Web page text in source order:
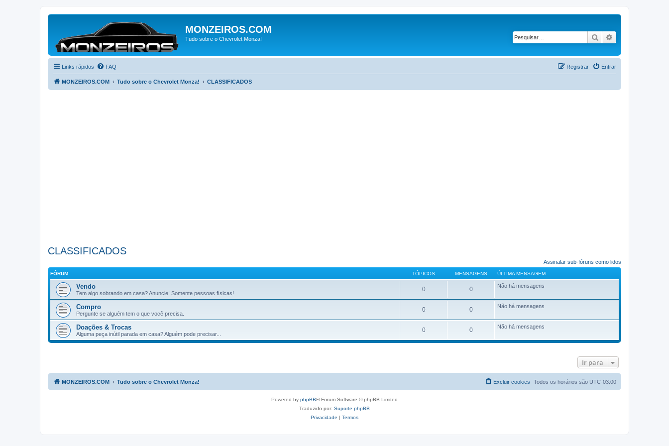
MONZEIROS.COM
Tudo sobre o Chevrolet Monza! Pesquisar
Links rápidos FAQ Entrar
Registrar
MONZEIROS.COM Tudo sobre o Chevrolet Monza! CLASSIFICADOS
CLASSIFICADOS
Assinalar sub-fóruns como lidos
FÓRUM TÓPICOS MENSAGENS ÚLTIMA MENSAGEM
Vendo
Tem algo sobrando em casa? Anuncie! Somente pessoas físicas!
0 0 Não há mensagens
Compro
Pergunte se alguém tem o que você precisa.
0 0 Não há mensagens
Doações & Trocas
Alguma peça inútil parada em casa? Alguém pode precisar...
0 0 Não há mensagens
Ir para
MONZEIROS.COM Tudo sobre o Chevrolet Monza! Todos os horários são UTC-03:00
Excluir cookies
Powered by phpBB® Forum Software © phpBB Limited
Traduzido por: Suporte phpBB
Privacidade | Termos